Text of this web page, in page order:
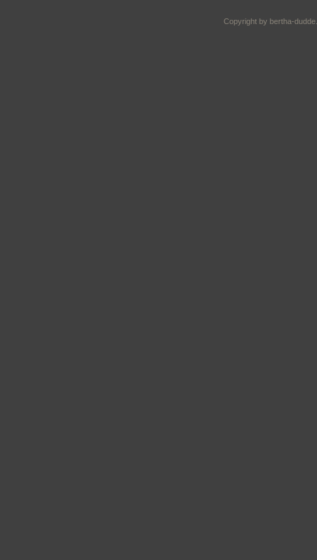
Copyright by bertha-